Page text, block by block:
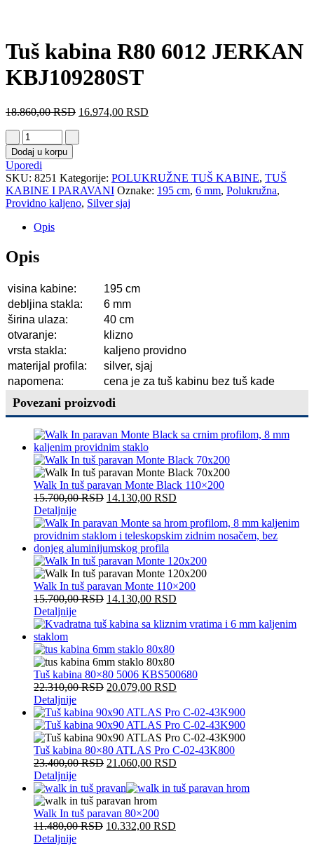
Tuš kabina R80 6012 JERKAN
KBJ109280ST
18.860,00RSD 16.974,00 RSD
Dodaj u korpu
Uporedi
SKU: 8251 Kategorije: POLUKRUŽNE TUŠ KABINE, TUŠ
KABINE I PARAVANI Oznake: 195 cm, 6 mm, Polukružna,
Providno kaljeno, Silver sjaj
Opis
Opis
visina kabine:
195 cm
debljina stakla:
6 mm
širina ulaza:
40 cm
otvaranje:
klizno
vrsta stakla:
kaljeno providno
materijal profila:
silver, sjaj
napomena:
cena je za tuš kabinu bez tuš kade
Povezani proizvodi
Walk In tuš paravan Monte Black 110×200
15.700,00RSD 14.130,00 RSD
Detaljnije
Walk In tuš paravan Monte 110×200
15.700,00RSD 14.130,00 RSD
Detaljnije
Tuš kabina 80×80 5006 KBS500680
22.310,00RSD 20.079,00 RSD
Detaljnije
Tuš kabina 80×80 ATLAS Pro C-02-43K800
23.400,00RSD 21.060,00 RSD
Detaljnije
Walk In tuš paravan 80×200
11.480,00RSD 10.332,00 RSD
Detaljnije